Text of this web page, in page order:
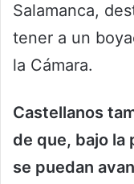
Salamanca,
tener a un
la Cámara.
Castellanos
de que, bajo la
se puedan